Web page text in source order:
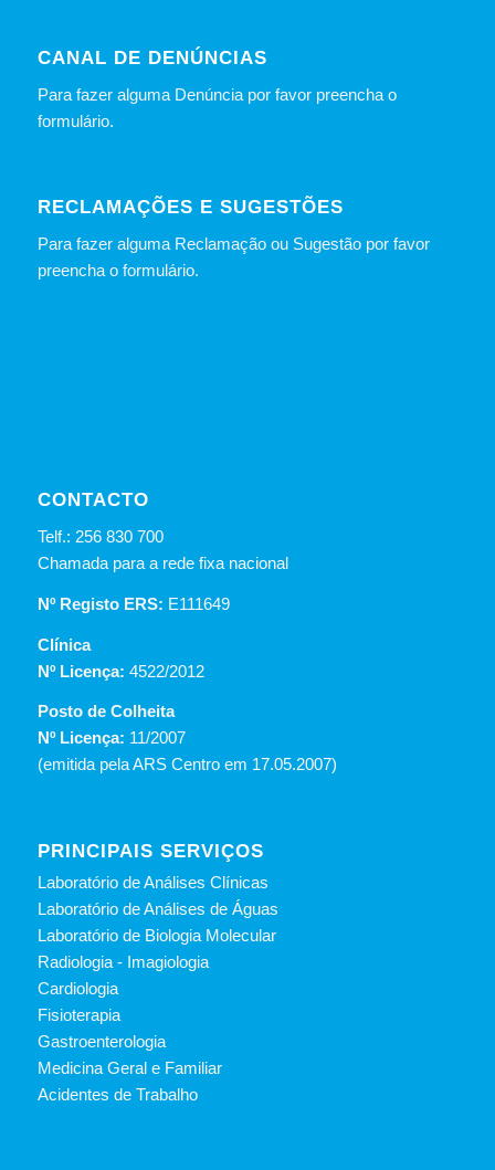
CANAL DE DENÚNCIAS
Para fazer alguma Denúncia por favor preencha o
formulário.
RECLAMAÇÕES E SUGESTÕES
Para fazer alguma Reclamação ou Sugestão por favor
preencha o formulário.
CONTACTO
Telf.: 256 830 700
Chamada para a rede fixa nacional
Nº Registo ERS: E111649
Clínica
Nº Licença: 4522/2012
Posto de Colheita
Nº Licença: 11/2007
(emitida pela ARS Centro em 17.05.2007)
PRINCIPAIS SERVIÇOS
Laboratório de Análises Clínicas
Laboratório de Análises de Águas
Laboratório de Biologia Molecular
Radiologia - Imagiologia
Cardiologia
Fisioterapia
Gastroenterologia
Medicina Geral e Familiar
Acidentes de Trabalho